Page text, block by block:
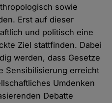
sowie
Erst auf dieser
und politisch eine
Ziel stattfinden. Dabei
werden, dass Gesetze
Sensibilisierung erreicht
Umdenken
Debatte